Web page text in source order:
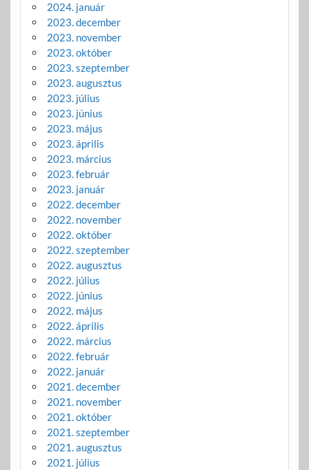
2024. január
2023. december
2023. november
2023. október
2023. szeptember
2023. augusztus
2023. július
2023. június
2023. május
2023. április
2023. március
2023. február
2023. január
2022. december
2022. november
2022. október
2022. szeptember
2022. augusztus
2022. július
2022. június
2022. május
2022. április
2022. március
2022. február
2022. január
2021. december
2021. november
2021. október
2021. szeptember
2021. augusztus
2021. július